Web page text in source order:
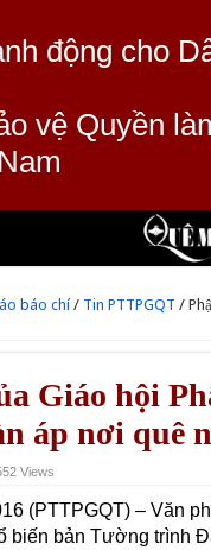
động cho
vệ Quyền
báo chí / Tin PTTPGQT /
Giáo hội
áp nơi quê
Views
(PTTPGQT) – Văn
biến bản Tường trình